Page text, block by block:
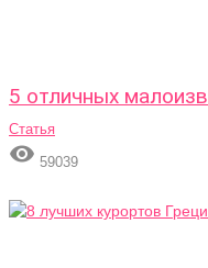
5 отличных
Статья
 59039